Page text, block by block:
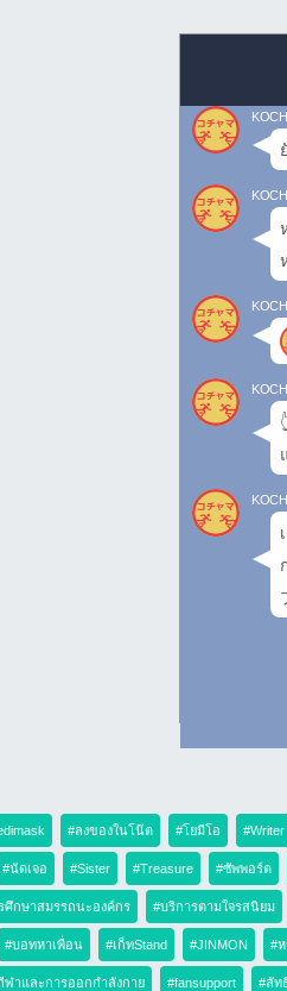
#ลงของในโน๊ต #โยมีโอ #Writer
#นัดเจอ #Sister #Treasure #ซัพพอร์ต
ศึกษาสมรรถนะองค์กร #บริการตามใจรสนิยม
#บอทหาเพื่อน #เก็ทStand #JINMON #
ฬาและการออกกำลังกาย #fansupport #ลัท